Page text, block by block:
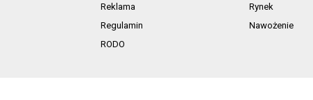
Reklama
Regulamin
RODO
Rynek
Nawożenie